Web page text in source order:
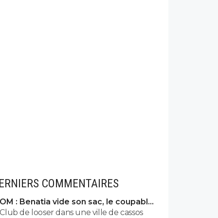
COMMENTAIRES
OM : Benatia vide son sac, le coupable
prend cher
Club de looser dans une ville de cassos